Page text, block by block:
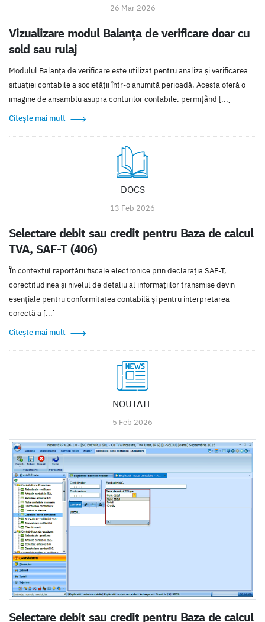
26 Mar 2026
Vizualizare modul Balanța de verificare doar cu
sold sau rulaj
Modulul Balanța de verificare este utilizat pentru analiza și verificarea
situației contabile a societății într-o anumită perioadă. Acesta oferă o
imagine de ansamblu asupra conturilor contabile, permițând [...]
Citește mai mult
DOCS
13 Feb 2026
Selectare debit sau credit pentru Baza de calcul
TVA, SAF-T (406)
În contextul raportării fiscale electronice prin declarația SAF-T,
corectitudinea și nivelul de detaliu al informațiilor transmise devin
esențiale pentru conformitatea contabilă și pentru interpretarea
corectă a [...]
Citește mai mult
NOUTATE
5 Feb 2026
Selectare debit sau credit pentru Baza de calcul